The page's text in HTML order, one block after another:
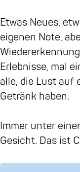
t
R
e
s
t
a
u
a
n
e
s
t
a
u
r
n
t
Etwas Neues,
eigenen Note,
Erlebnisse, mal
alle, die Lust auf
Getränk haben.
Immer unter
Gesicht. Das ist